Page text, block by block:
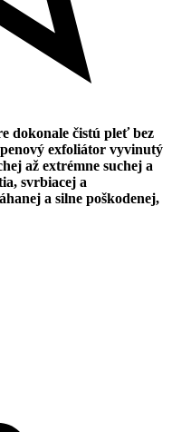
dokonale čistú pleť bez
exfoliátor vyvinutý
až extrémne suchej a
svrbiacej a
a silne poškodenej,